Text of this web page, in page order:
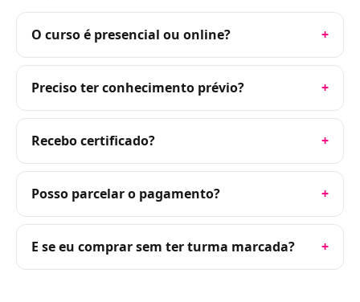
O curso é presencial ou online?
Preciso ter conhecimento prévio?
Recebo certificado?
Posso parcelar o pagamento?
E se eu comprar sem ter turma marcada?